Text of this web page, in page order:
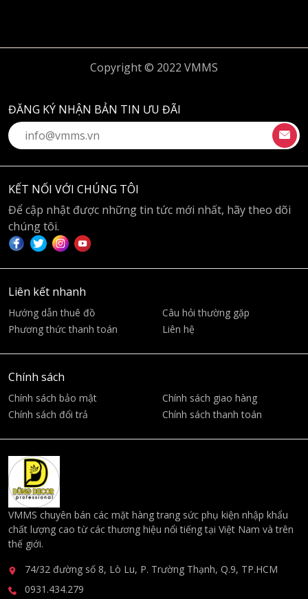
Copyright © 2022 VMMS
ĐĂNG KÝ NHẬN BẢN TIN ƯU ĐÃI
KẾT NỐI VỚI CHÚNG TÔI
Để cập nhật được những tin tức mới nhất, hãy theo dõi
chúng tôi.
Liên kết nhanh
Hướng dẫn thuê đồ
Câu hỏi thường gặp
Phương thức thanh toán
Liên hệ
Chính sách
Chính sách bảo mật
Chính sách giao hàng
Chính sách đổi trả
Chính sách thanh toán
VMMS chuyên bán các mặt hàng trang sức phụ kiện nhập khẩu
chất lượng cao từ các thương hiệu nổi tiếng tại Việt Nam và trên
thế giới.
74/32 đường số 8, Lò Lu, P. Trường Thạnh, Q.9, TP.HCM
0931.434.279